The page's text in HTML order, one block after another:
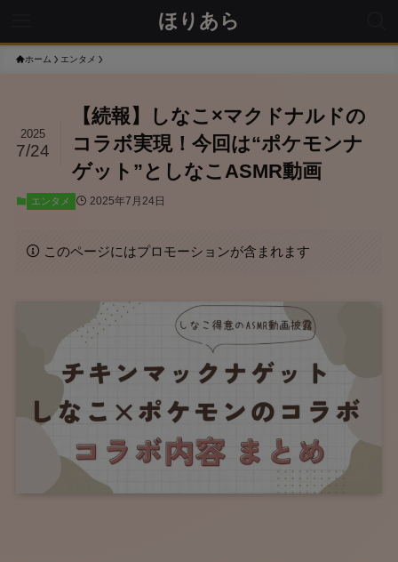
ほりあら
ホーム エンタメ
【続報】しなこ×マクドナルドの
コラボ実現！今回は“ポケモンナ
ゲット”としなこASMR動画
2025
7/24
エンタメ 2025年7月24日
このページにはプロモーションが含まれます